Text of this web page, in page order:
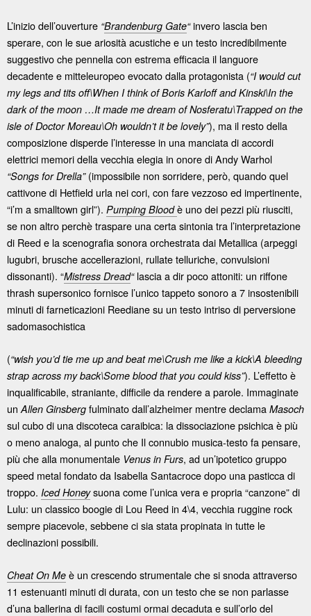
L’inizio dell’ouverture “Brandenburg Gate“invero lascia ben
sperare, con le sue ariosità acustiche e un testo incredibilmente
suggestivo che pennella con estrema efficacia il languore
decadente e mitteleuropeo evocato dalla protagonista (“I would cut
my legs and tits off\When I think of Boris Karloff and Kinski\In the
dark of the moon …It made me dream of Nosferatu\Trapped on the
isle of Doctor Moreau\Oh wouldn’t it be lovely”), ma il resto della
composizione disperde l’interesse in una manciata di accordi
elettrici memori della vecchia elegia in onore di Andy Warhol
“Songs for Drella”(impossibile non sorridere, però, quando quel
cattivone di Hetfield urla nei cori, con fare vezzoso ed impertinente,
“i’m a smalltown girl”). Pumping Bloodè uno dei pezzi più riusciti,
se non altro perchè traspare una certa sintonia tra l’interpretazione
di Reed e la scenografia sonora orchestrata dai Metallica (arpeggi
lugubri, brusche accellerazioni, rullate telluriche, convulsioni
dissonanti). “Mistress Dread“lascia a dir poco attoniti: un riffone
thrash supersonico fornisce l’unico tappeto sonoro a 7 insostenibili
minuti di farneticazioni Reediane su un testo intriso di perversione
sadomasochistica
(“wish you’d tie me up and beat me\Crush me like a kick\A bleeding
strap across my back\Some blood that you could kiss”). L’effetto è
inqualificabile, straniante, difficile da rendere a parole. Immaginate
un Allen Ginsberg fulminato dall’alzheimer mentre declama Masoch
sul cubo di una discoteca caraibica: la dissociazione psichica è più
o meno analoga, al punto che Il connubio musica-testo fa pensare,
più che alla monumentale Venus in Furs, ad un’ipotetico gruppo
speed metal fondato da Isabella Santacroce dopo una pasticca di
troppo. Iced Honey suona come l’unica vera e propria “canzone” di
Lulu: un classico boogie di Lou Reed in 4\4, vecchia ruggine rock
sempre piacevole, sebbene ci sia stata propinata in tutte le
declinazioni possibili.
Cheat On Me è un crescendo strumentale che si snoda attraverso
11 estenuanti minuti di durata, con un testo che se non parlasse
d’una ballerina di facili costumi ormai decaduta e sull’orlo del